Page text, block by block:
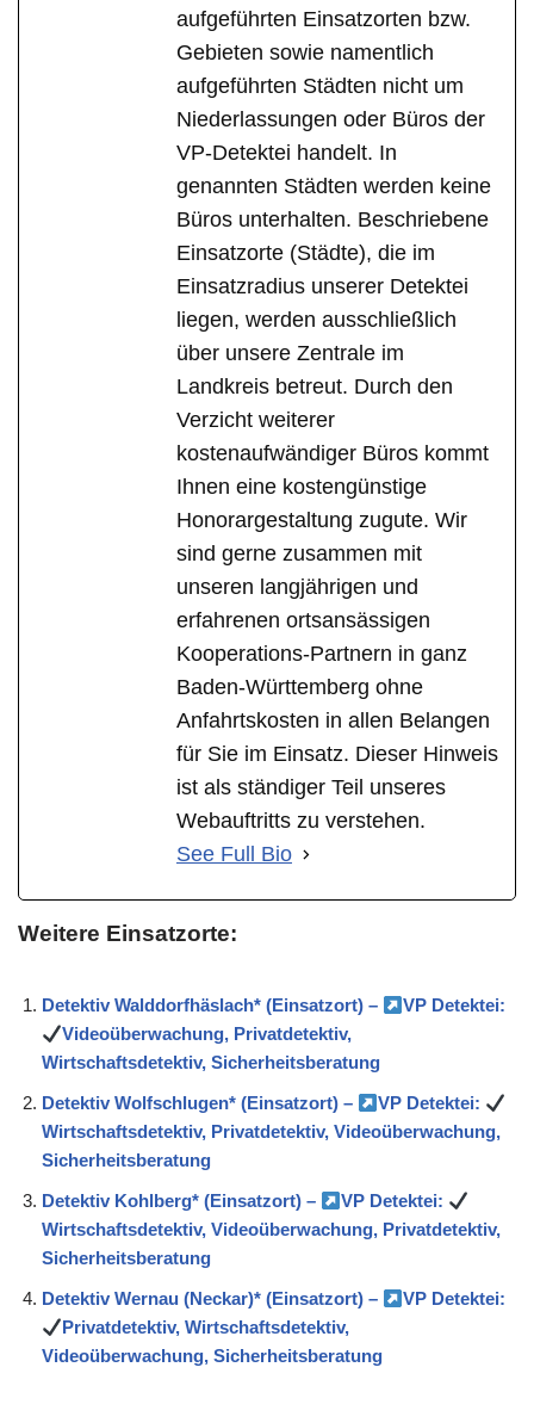
aufgeführten Einsatzorten bzw.
Gebieten sowie namentlich
aufgeführten Städten nicht um
Niederlassungen oder Büros der
VP-Detektei handelt. In
genannten Städten werden keine
Büros unterhalten. Beschriebene
Einsatzorte (Städte), die im
Einsatzradius unserer Detektei
liegen, werden ausschließlich
über unsere Zentrale im
Landkreis betreut. Durch den
Verzicht weiterer
kostenaufwändiger Büros kommt
Ihnen eine kostengünstige
Honorargestaltung zugute. Wir
sind gerne zusammen mit
unseren langjährigen und
erfahrenen ortsansässigen
Kooperations-Partnern in ganz
Baden-Württemberg ohne
Anfahrtskosten in allen Belangen
für Sie im Einsatz. Dieser Hinweis
ist als ständiger Teil unseres
Webauftritts zu verstehen.
See Full Bio
Weitere Einsatzorte:
Detektiv Walddorfhäslach* (Einsatzort) –
VP Detektei:
Videoüberwachung, Privatdetektiv,
Wirtschaftsdetektiv, Sicherheitsberatung
Detektiv Wolfschlugen* (Einsatzort) –
VP Detektei:
Wirtschaftsdetektiv, Privatdetektiv, Videoüberwachung,
Sicherheitsberatung
Detektiv Kohlberg* (Einsatzort) –
VP Detektei:
Wirtschaftsdetektiv, Videoüberwachung, Privatdetektiv,
Sicherheitsberatung
Detektiv Wernau (Neckar)* (Einsatzort) –
VP Detektei:
Privatdetektiv, Wirtschaftsdetektiv,
Videoüberwachung, Sicherheitsberatung